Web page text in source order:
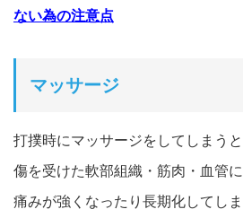
ない為の注意点
マッサージ
打撲時にマッサージをしてしまう
傷を受けた軟部組織・筋肉・血管
痛みが強くなったり長期化してしま